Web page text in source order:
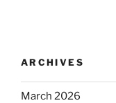
ARCHIVES
March 2026